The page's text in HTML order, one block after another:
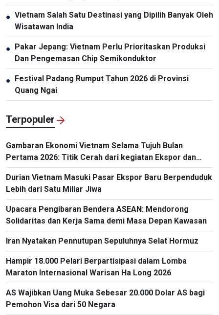
Selandia Baru
● Vietnam Salah Satu Destinasi yang Dipilih Banyak Oleh
Wisatawan India
● Pakar Jepang: Vietnam Perlu Prioritaskan Produksi
Dan Pengemasan Chip Semikonduktor
● Festival Padang Rumput Tahun 2026 di Provinsi
Quang Ngai
Terpopuler
Gambaran Ekonomi Vietnam Selama Tujuh Bulan
Pertama 2026: Titik Cerah dari kegiatan Ekspor dan
Impor
Durian Vietnam Masuki Pasar Ekspor Baru Berpenduduk
Lebih dari Satu Miliar Jiwa
Upacara Pengibaran Bendera ASEAN: Mendorong
Solidaritas dan Kerja Sama demi Masa Depan Kawasan
Iran Nyatakan Pennutupan Sepuluhnya Selat Hormuz
Hampir 18.000 Pelari Berpartisipasi dalam Lomba
Maraton Internasional Warisan Ha Long 2026
AS Wajibkan Uang Muka Sebesar 20.000 Dolar AS bagi
Pemohon Visa dari 50 Negara